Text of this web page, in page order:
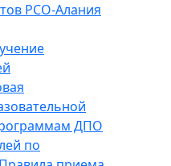
РСО-Алания
ДПО
по